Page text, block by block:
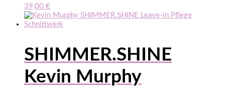
39,00 €
SHIMMER.SHINE
Kevin Murphy